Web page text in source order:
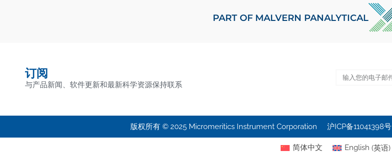
PART OF MALVERN PANALYTICAL
订阅
与产品新闻、软件更新和最新科学资源保持联系
版权所有 © 2025 Micromeritics Instrument Corporation 沪ICP备11041398号
简体中文 English (英语)